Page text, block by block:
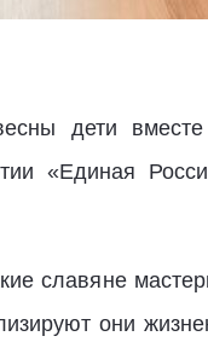
дети
«Единая
славяне
они